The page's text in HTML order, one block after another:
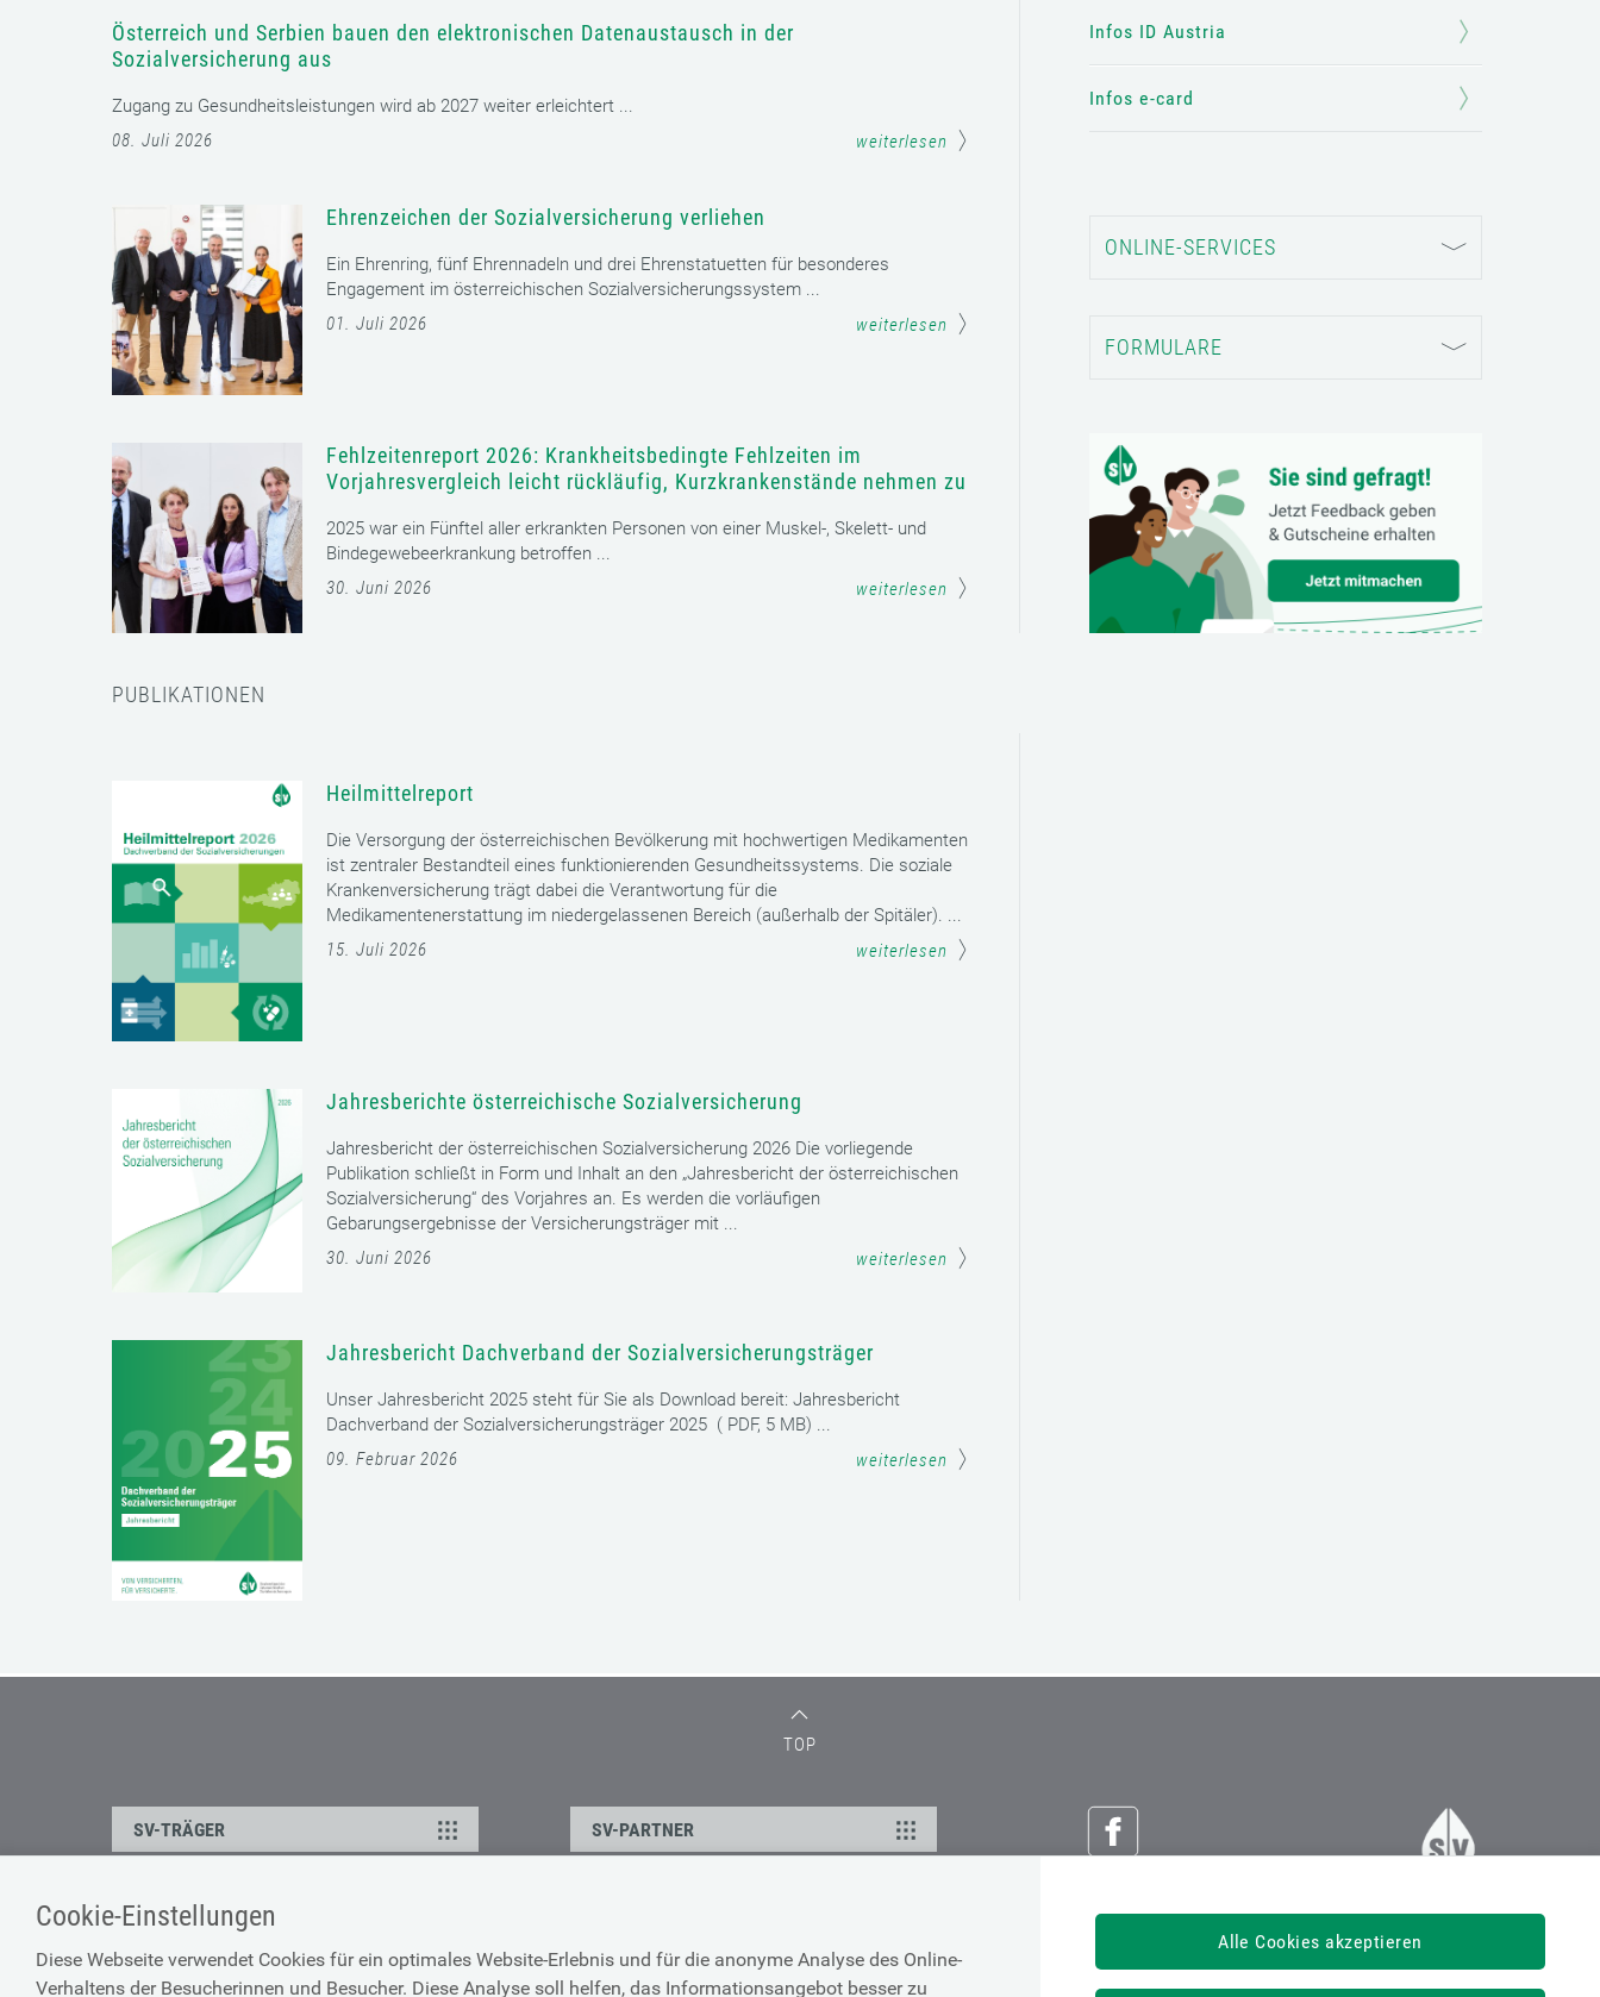
Cookie-Einstellungen
Diese Webseite verwendet Cookies für ein optimales Website-Erlebnis und für die anonyme Analyse des Online-
Verhaltens der Besucherinnen und Besucher. Diese Analyse soll helfen, das Informationsangebot besser zu
Alle Cookies akzeptieren
Infos ID Austria
Infos e-card
ONLINE-SERVICES
FORMULARE
Österreich und Serbien bauen den elektronischen Datenaustausch in der
Sozialversicherung aus
Zugang zu Gesundheitsleistungen wird ab 2027 weiter erleichtert ...
08. Juli 2026
weiterlesen
Ehrenzeichen der Sozialversicherung verliehen
Ein Ehrenring, fünf Ehrennadeln und drei Ehrenstatuetten für besonderes
Engagement im österreichischen Sozialversicherungssystem ...
01. Juli 2026
weiterlesen
Fehlzeitenreport 2026: Krankheitsbedingte Fehlzeiten im
Vorjahresvergleich leicht rückläufig, Kurzkrankenstände nehmen zu
2025 war ein Fünftel aller erkrankten Personen von einer Muskel-, Skelett- und
Bindegewebeerkrankung betroffen ...
30. Juni 2026
weiterlesen
PUBLIKATIONEN
Heilmittelreport
Die Versorgung der österreichischen Bevölkerung mit hochwertigen Medikamenten
ist zentraler Bestandteil eines funktionierenden Gesundheitssystems. Die soziale
Krankenversicherung trägt dabei die Verantwortung für die
Medikamentenerstattung im niedergelassenen Bereich (außerhalb der Spitäler). ...
15. Juli 2026
weiterlesen
Jahresberichte österreichische Sozialversicherung
Jahresbericht der österreichischen Sozialversicherung 2026 Die vorliegende
Publikation schließt in Form und Inhalt an den „Jahresbericht der österreichischen
Sozialversicherung“ des Vorjahres an. Es werden die vorläufigen
Gebarungsergebnisse der Versicherungsträger mit ...
30. Juni 2026
weiterlesen
Jahresbericht Dachverband der Sozialversicherungsträger
Unser Jahresbericht 2025 steht für Sie als Download bereit: Jahresbericht
Dachverband der Sozialversicherungsträger 2025 ( PDF, 5 MB) ...
09. Februar 2026
weiterlesen
TOP
Österreichische Sozialversicherung
Dachverband der Sozialversicherungsträger
SV-TRÄGER SV-PARTNER
ÜBER UNS
Kontakt
Barrierefreiheitserklärung
Cookie-Erklärung